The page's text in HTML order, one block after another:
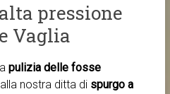
pressione
Vaglia
pulizia delle fosse
nostra ditta di spurgo a